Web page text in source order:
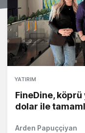
YATIRIM
FineDine, köprü
dolar ile
Arden Papuççiyan